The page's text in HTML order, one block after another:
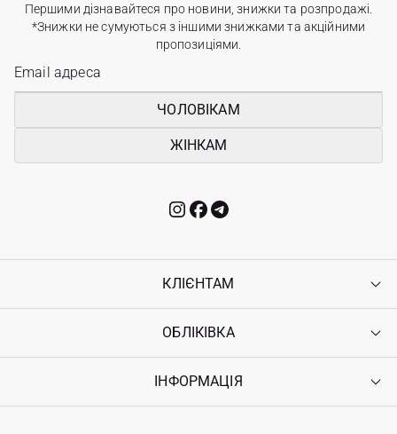
Першими дізнавайтеся про новини, знижки та розпродажі.
*Знижки не сумуються з іншими знижками та акційними
пропозиціями.
ЧОЛОВІКАМ
ЖІНКАМ
КЛІЄНТАМ
Контакти
Повернення
Гарантія
ОБЛІКІВКА
Увійти
ІНФОРМАЦІЯ